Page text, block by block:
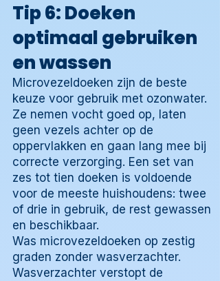
Tip 6: Doeken
optimaal gebruiken
en wassen
Microvezeldoeken zijn de beste
keuze voor gebruik met ozonwater.
Ze nemen vocht goed op, laten
geen vezels achter op de
oppervlakken en gaan lang mee bij
correcte verzorging. Een set van
zes tot tien doeken is voldoende
voor de meeste huishoudens: twee
of drie in gebruik, de rest gewassen
en beschikbaar.
Was microvezeldoeken op zestig
graden zonder wasverzachter.
Wasverzachter verstopt de